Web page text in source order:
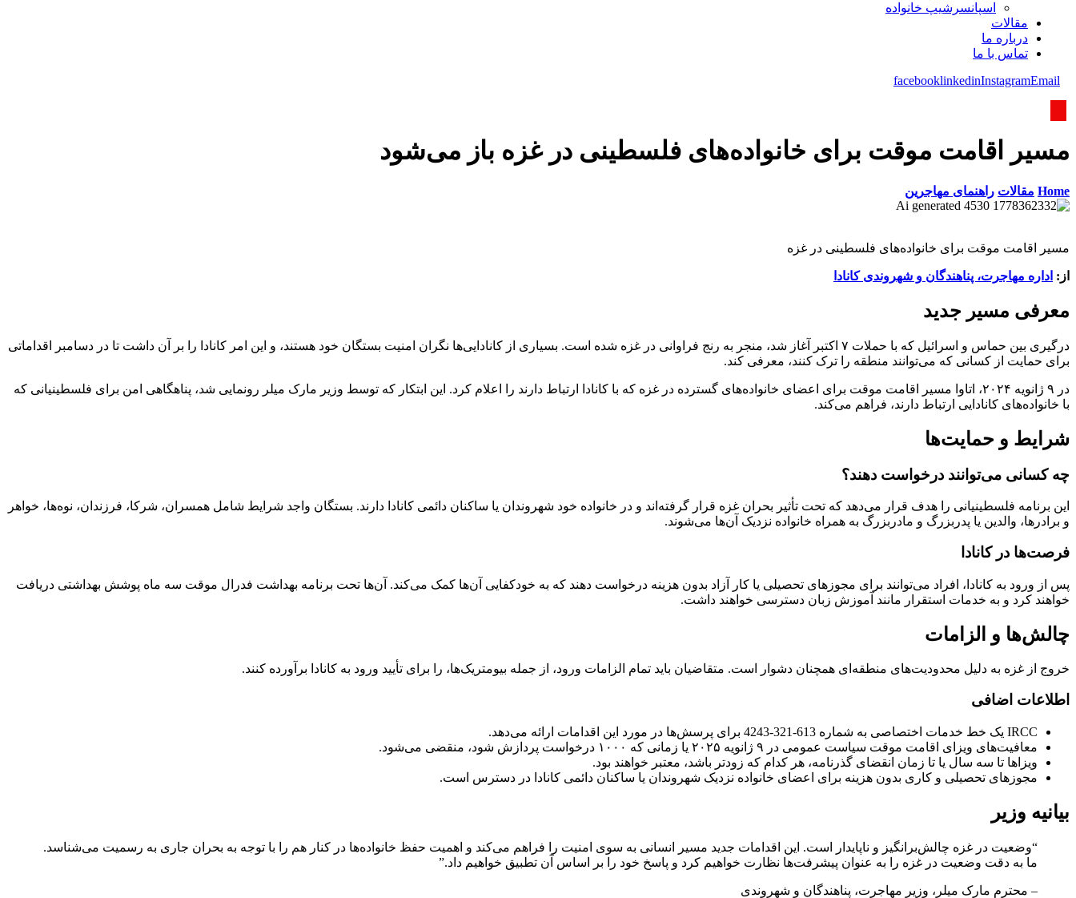
اسپانسرشیپ خانواده
مقالات
درباره ما
تماس با ما
facebooklinkedinInstagramEmail
مسیر اقامت موقت برای خانواده‌های فلسطینی در غزه باز می‌شود
Home مقالات راهنمای مهاجرین
مسیر اقامت موقت برای خانواده‌های فلسطینی در غزه
از: اداره مهاجرت، پناهندگان و شهروندی کانادا
معرفی مسیر جدید
درگیری بین حماس و اسرائیل که با حملات ۷ اکتبر آغاز شد، منجر به رنج فراوانی در غزه شده است. بسیاری از کانادایی‌ها نگران امنیت بستگان خود هستند، و این امر کانادا را بر آن داشت تا در دسامبر اقداماتی
برای حمایت از کسانی که می‌توانند منطقه را ترک کنند، معرفی کند.
در ۹ ژانویه ۲۰۲۴، اتاوا مسیر اقامت موقت برای اعضای خانواده‌های گسترده در غزه که با کانادا ارتباط دارند را اعلام کرد. این ابتکار که توسط وزیر مارک میلر رونمایی شد، پناهگاهی امن برای فلسطینیانی که
با خانواده‌های کانادایی ارتباط دارند، فراهم می‌کند.
شرایط و حمایت‌ها
چه کسانی می‌توانند درخواست دهند؟
این برنامه فلسطینیانی را هدف قرار می‌دهد که تحت تأثیر بحران غزه قرار گرفته‌اند و در خانواده خود شهروندان یا ساکنان دائمی کانادا دارند. بستگان واجد شرایط شامل همسران، شرکا، فرزندان، نوه‌ها، خواهر
و برادرها، والدین یا پدربزرگ و مادربزرگ به همراه خانواده نزدیک آن‌ها می‌شوند.
فرصت‌ها در کانادا
پس از ورود به کانادا، افراد می‌توانند برای مجوزهای تحصیلی یا کار آزاد بدون هزینه درخواست دهند که به خودکفایی آن‌ها کمک می‌کند. آن‌ها تحت برنامه بهداشت فدرال موقت سه ماه پوشش بهداشتی دریافت
خواهند کرد و به خدمات استقرار مانند آموزش زبان دسترسی خواهند داشت.
چالش‌ها و الزامات
خروج از غزه به دلیل محدودیت‌های منطقه‌ای همچنان دشوار است. متقاضیان باید تمام الزامات ورود، از جمله بیومتریک‌ها، را برای تأیید ورود به کانادا برآورده کنند.
اطلاعات اضافی
IRCC یک خط خدمات اختصاصی به شماره 613-321-4243 برای پرسش‌ها در مورد این اقدامات ارائه می‌دهد.
معافیت‌های ویزای اقامت موقت سیاست عمومی در ۹ ژانویه ۲۰۲۵ یا زمانی که ۱۰۰۰ درخواست پردازش شود، منقضی می‌شود.
ویزاها تا سه سال یا تا زمان انقضای گذرنامه، هر کدام که زودتر باشد، معتبر خواهند بود.
مجوزهای تحصیلی و کاری بدون هزینه برای اعضای خانواده نزدیک شهروندان یا ساکنان دائمی کانادا در دسترس است.
بیانیه وزیر
“وضعیت در غزه چالش‌برانگیز و ناپایدار است. این اقدامات جدید مسیر انسانی به سوی امنیت را فراهم می‌کند و اهمیت حفظ خانواده‌ها در کنار هم را با توجه به بحران جاری به رسمیت می‌شناسد.
ما به دقت وضعیت در غزه را به عنوان پیشرفت‌ها نظارت خواهیم کرد و پاسخ خود را بر اساس آن تطبیق خواهیم داد.”
– محترم مارک میلر، وزیر مهاجرت، پناهندگان و شهروندی